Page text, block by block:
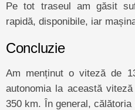
Pe tot traseul am găsit
rapidă, disponibile, iar
Concluzie
Am menținut o viteză de
autonomia la această
350 km. În general,